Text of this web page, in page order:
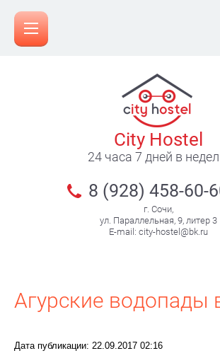
City Hostel
24 часа 7 дней в
8 (928) 458-60-
г. Сочи,
ул. Параллельная, 9, литер 3
E-mail: city-hostel@bk.ru
Агурские водопады
Дата публикации: 22.09.2017 02:16